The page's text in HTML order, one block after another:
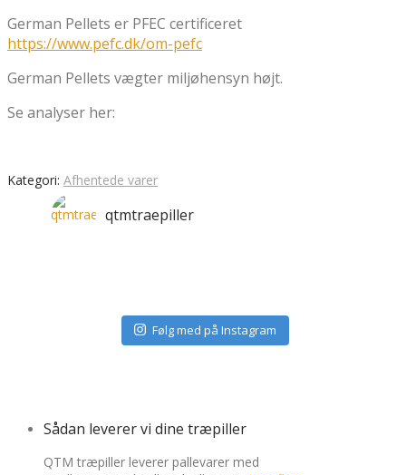
German Pellets er PFEC certificeret
https://www.pefc.dk/om-pefc
German Pellets vægter miljøhensyn højt.
Se analyser her:
Kategori: Afhentede varer
qtmtraepiller
Følg med på Instagram
Sådan leverer vi dine træpiller
QTM træpiller leverer pallevarer med